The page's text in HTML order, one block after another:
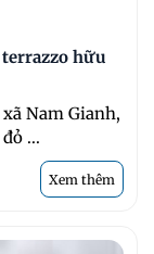
hữu
Nam Gianh,
...
Xem thêm